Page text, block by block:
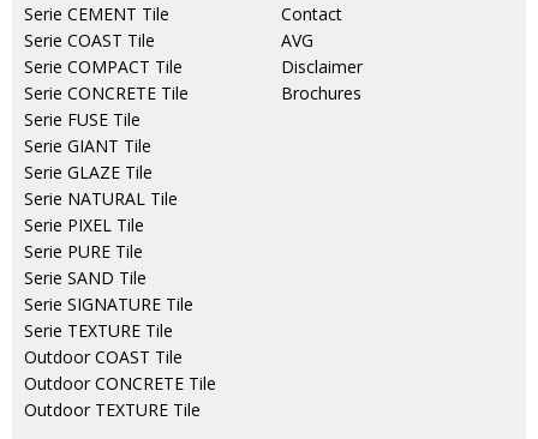
Serie CEMENT Tile
Serie COAST Tile
Serie COMPACT Tile
Serie CONCRETE Tile
Serie FUSE Tile
Serie GIANT Tile
Serie GLAZE Tile
Serie NATURAL Tile
Serie PIXEL Tile
Serie PURE Tile
Serie SAND Tile
Serie SIGNATURE Tile
Serie TEXTURE Tile
Outdoor COAST Tile
Outdoor CONCRETE Tile
Outdoor TEXTURE Tile
Contact
AVG
Disclaimer
Brochures